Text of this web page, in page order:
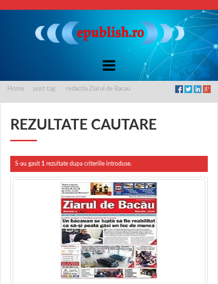
Home post tag redactia Ziarul de Bacau
REZULTATE CAUTARE
S-au gasit 1 rezultate dupa criteriile introduse.